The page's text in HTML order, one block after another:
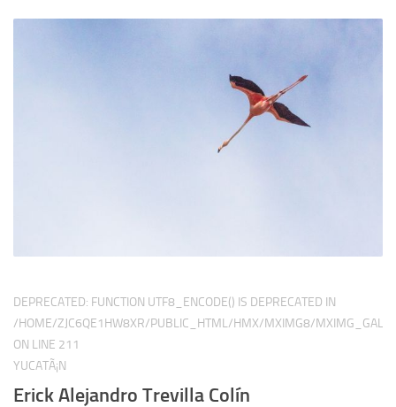
DEPRECATED: FUNCTION UTF8_ENCODE() IS DEPRECATED IN
/HOME/ZJC6QE1HW8XR/PUBLIC_HTML/HMX/MXIMG8/
ON LINE 211
YUCATÃ¡N
Erick Alejandro Trevilla Colín